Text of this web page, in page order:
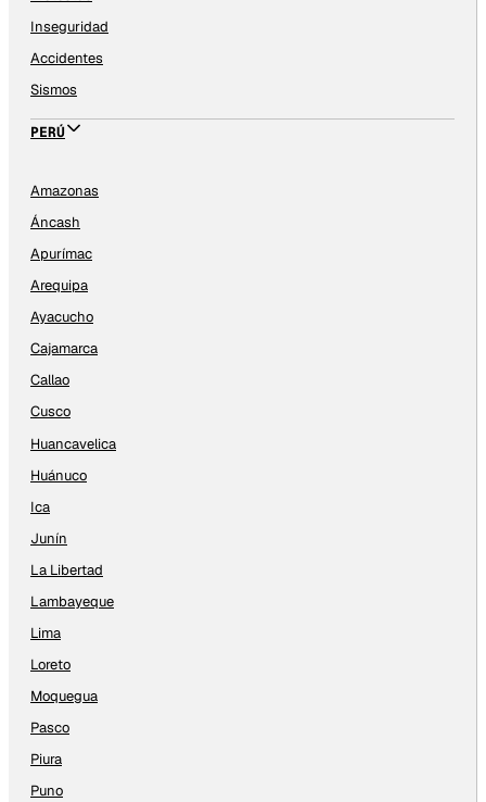
Inseguridad
Accidentes
Sismos
PERÚ
Amazonas
Áncash
Apurímac
Arequipa
Ayacucho
Cajamarca
Callao
Cusco
Huancavelica
Huánuco
Ica
Junín
La Libertad
Lambayeque
Lima
Loreto
Moquegua
Pasco
Piura
Puno